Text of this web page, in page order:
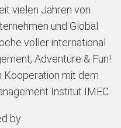
vielen Jahren von
und Global
voller international
Adventure & Fun!
Kooperation mit dem
Institut IMEC.
by